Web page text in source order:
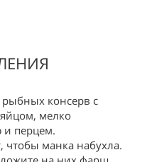
консерв с
мелко
и перцем.
чтобы манка набухла.